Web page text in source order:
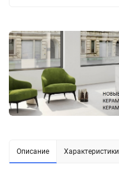
Описание Характеристики